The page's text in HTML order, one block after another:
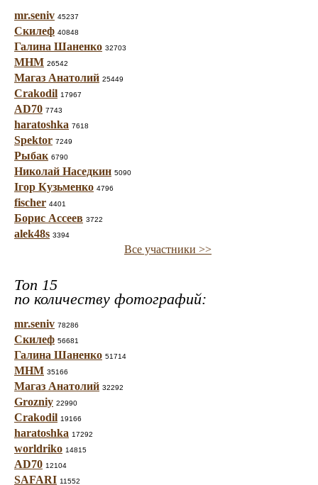
mr.seniv 45237
Скилеф 40848
Галина Шаненко 32703
МНМ 26542
Магаз Анатолий 25449
Crakodil 17967
AD70 7743
haratoshka 7618
Spektor 7249
Рыбак 6790
Николай Наседкин 5090
Ігор Кузьменко 4796
fischer 4401
Борис Ассеев 3722
alek48s 3394
Все участники >>
Топ 15
по количеству фотографий:
mr.seniv 78286
Скилеф 56681
Галина Шаненко 51714
МНМ 35166
Магаз Анатолий 32292
Grozniy 22990
Crakodil 19166
haratoshka 17292
worldriko 14815
AD70 12104
SAFARI 11552